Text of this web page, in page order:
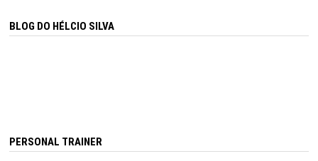
BLOG DO HÉLCIO SILVA
PERSONAL TRAINER